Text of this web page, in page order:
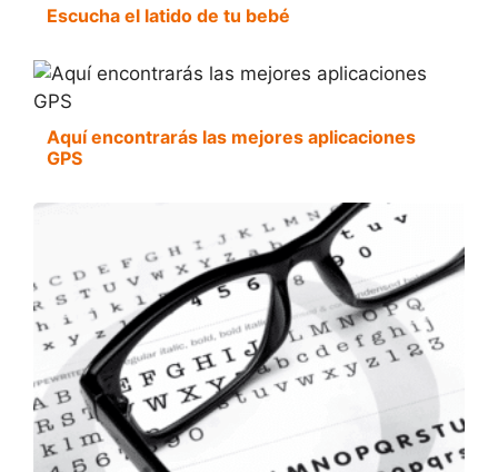
Escucha el latido de tu bebé
Aquí encontrarás las mejores aplicaciones
GPS